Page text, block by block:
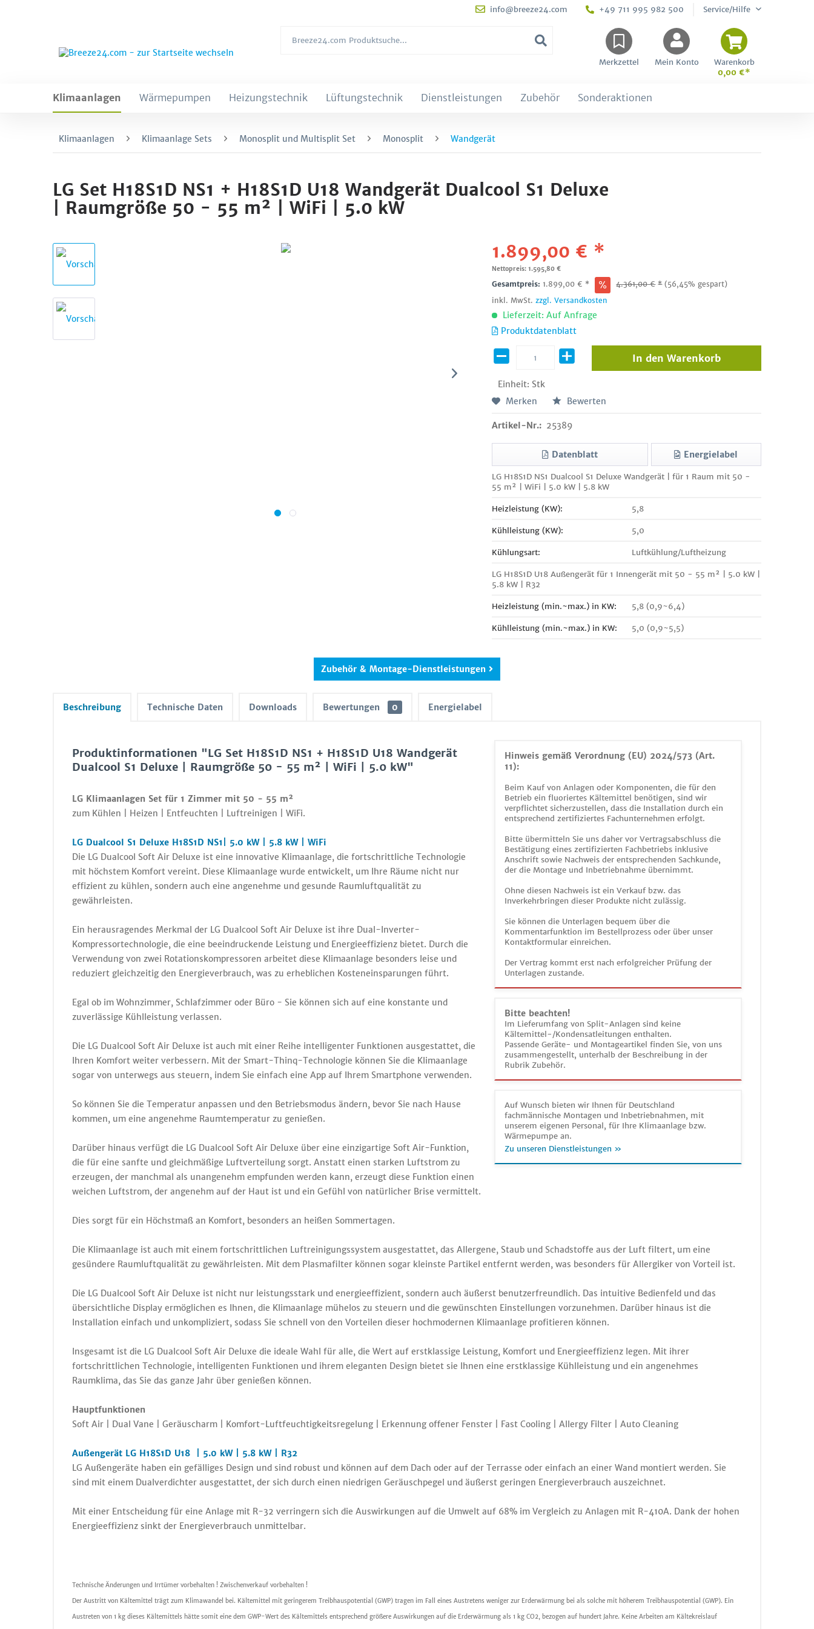
info@breeze24.com +49 711 995 982 500 Service/Hilfe
Merkzettel Mein Konto
Warenkorb
0,00 €*
Klimaanlagen Wärmepumpen Heizungstechnik Lüftungstechnik Dienstleistungen Zubehör Sonderaktionen
Klimaanlagen Klimaanlage Sets Monosplit und Multisplit Set Monosplit Wandgerät
LG Set H18S1D NS1 + H18S1D U18 Wandgerät Dualcool S1 Deluxe
| Raumgröße 50 - 55 m² | WiFi | 5.0 kW
1.899,00 € *
Nettopreis: 1.595,80 €
Gesamtpreis: 1.899,00 € * 4.361,00€ * (56,45% gespart)
inkl. MwSt.zzgl. Versandkosten
Lieferzeit: Auf Anfrage
Produktdatenblatt
Einheit: Stk
In den Warenkorb
Merken Bewerten
Artikel-Nr.: 25389
Datenblatt Energielabel
LG H18S1D NS1 Dualcool S1 Deluxe Wandgerät | für 1 Raum mit 50 -
55 m² | WiFi | 5.0 kW | 5.8 kW
Heizleistung (KW): 5,8
Kühlleistung (KW): 5,0
Kühlungsart: Luftkühlung/Luftheizung
LG H18S1D U18 Außengerät für 1 Innengerät mit 50 - 55 m² | 5.0 kW |
5.8 kW | R32
Heizleistung (min.~max.) in KW: 5,8 (0,9~6,4)
Kühlleistung (min.~max.) in KW: 5,0 (0,9~5,5)
Zubehör & Montage-Dienstleistungen
Beschreibung Technische Daten Downloads Bewertungen 0 Energielabel
Hinweis gemäß Verordnung (EU) 2024/573 (Art.
11):
Beim Kauf von Anlagen oder Komponenten, die für den
Betrieb ein fluoriertes Kältemittel benötigen, sind wir
verpflichtet sicherzustellen, dass die Installation durch ein
entsprechend zertifiziertes Fachunternehmen erfolgt.
Bitte übermitteln Sie uns daher vor Vertragsabschluss die
Bestätigung eines zertifizierten Fachbetriebs inklusive
Anschrift sowie Nachweis der entsprechenden Sachkunde,
der die Montage und Inbetriebnahme übernimmt.
Ohne diesen Nachweis ist ein Verkauf bzw. das
Inverkehrbringen dieser Produkte nicht zulässig.
Sie können die Unterlagen bequem über die
Kommentarfunktion im Bestellprozess oder über unser
Kontaktformular einreichen.
Der Vertrag kommt erst nach erfolgreicher Prüfung der
Unterlagen zustande.
Bitte beachten!
Im Lieferumfang von Split-Anlagen sind keine
Kältemittel-/Kondensatleitungen enthalten.
Passende Geräte- und Montageartikel finden Sie, von uns
zusammengestellt, unterhalb der Beschreibung in der
Rubrik Zubehör.
Auf Wunsch bieten wir Ihnen für Deutschland
fachmännische Montagen und Inbetriebnahmen, mit
unserem eigenen Personal, für Ihre Klimaanlage bzw.
Wärmepumpe an.
Zu unseren Dienstleistungen »
Produktinformationen "LG Set H18S1D NS1 + H18S1D U18 Wandgerät
Dualcool S1 Deluxe | Raumgröße 50 - 55 m² | WiFi | 5.0 kW"
LG Klimaanlagen Set für 1 Zimmer mit 50 - 55 m²
zum Kühlen | Heizen | Entfeuchten | Luftreinigen | WiFi.
LG Dualcool S1 Deluxe H18S1D NS1| 5.0 kW | 5.8 kW | WiFi
Die LG Dualcool Soft Air Deluxe ist eine innovative Klimaanlage, die fortschrittliche Technologie
mit höchstem Komfort vereint. Diese Klimaanlage wurde entwickelt, um Ihre Räume nicht nur
effizient zu kühlen, sondern auch eine angenehme und gesunde Raumluftqualität zu
gewährleisten.
Ein herausragendes Merkmal der LG Dualcool Soft Air Deluxe ist ihre Dual-Inverter-
Kompressortechnologie, die eine beeindruckende Leistung und Energieeffizienz bietet. Durch die
Verwendung von zwei Rotationskompressoren arbeitet diese Klimaanlage besonders leise und
reduziert gleichzeitig den Energieverbrauch, was zu erheblichen Kosteneinsparungen führt.
Egal ob im Wohnzimmer, Schlafzimmer oder Büro - Sie können sich auf eine konstante und
zuverlässige Kühlleistung verlassen.
Die LG Dualcool Soft Air Deluxe ist auch mit einer Reihe intelligenter Funktionen ausgestattet, die
Ihren Komfort weiter verbessern. Mit der Smart-Thinq-Technologie können Sie die Klimaanlage
sogar von unterwegs aus steuern, indem Sie einfach eine App auf Ihrem Smartphone verwenden.
So können Sie die Temperatur anpassen und den Betriebsmodus ändern, bevor Sie nach Hause
kommen, um eine angenehme Raumtemperatur zu genießen.
Darüber hinaus verfügt die LG Dualcool Soft Air Deluxe über eine einzigartige Soft Air-Funktion,
die für eine sanfte und gleichmäßige Luftverteilung sorgt. Anstatt einen starken Luftstrom zu
erzeugen, der manchmal als unangenehm empfunden werden kann, erzeugt diese Funktion einen
weichen Luftstrom, der angenehm auf der Haut ist und ein Gefühl von natürlicher Brise vermittelt.
Dies sorgt für ein Höchstmaß an Komfort, besonders an heißen Sommertagen.
Die Klimaanlage ist auch mit einem fortschrittlichen Luftreinigungssystem ausgestattet, das Allergene, Staub und Schadstoffe aus der Luft filtert, um eine
gesündere Raumluftqualität zu gewährleisten. Mit dem Plasmafilter können sogar kleinste Partikel entfernt werden, was besonders für Allergiker von Vorteil ist.
Die LG Dualcool Soft Air Deluxe ist nicht nur leistungsstark und energieeffizient, sondern auch äußerst benutzerfreundlich. Das intuitive Bedienfeld und das
übersichtliche Display ermöglichen es Ihnen, die Klimaanlage mühelos zu steuern und die gewünschten Einstellungen vorzunehmen. Darüber hinaus ist die
Installation einfach und unkompliziert, sodass Sie schnell von den Vorteilen dieser hochmodernen Klimaanlage profitieren können.
Insgesamt ist die LG Dualcool Soft Air Deluxe die ideale Wahl für alle, die Wert auf erstklassige Leistung, Komfort und Energieeffizienz legen. Mit ihrer
fortschrittlichen Technologie, intelligenten Funktionen und ihrem eleganten Design bietet sie Ihnen eine erstklassige Kühlleistung und ein angenehmes
Raumklima, das Sie das ganze Jahr über genießen können.
Hauptfunktionen
Soft Air | Dual Vane | Geräuscharm | Komfort-Luftfeuchtigkeitsregelung | Erkennung offener Fenster | Fast Cooling | Allergy Filter | Auto Cleaning
Außengerät LG H18S1D U18 | 5.0 kW | 5.8 kW| R32
LG Außengeräte haben ein gefälliges Design und sind robust und können auf dem Dach oder auf der Terrasse oder einfach an einer Wand montiert werden. Sie
sind mit einem Dualverdichter ausgestattet, der sich durch einen niedrigen Geräuschpegel und äußerst geringen Energieverbrauch auszeichnet.
Mit einer Entscheidung für eine Anlage mit R-32 verringern sich die Auswirkungen auf die Umwelt auf 68% im Vergleich zu Anlagen mit R-410A. Dank der hohen
Energieeffizienz sinkt der Energieverbrauch unmittelbar.
Technische Änderungen und Irrtümer vorbehalten ! Zwischenverkauf vorbehalten !
Der Austritt von Kältemittel trägt zum Klimawandel bei. Kältemittel mit geringerem Treibhauspotential (GWP) tragen im Fall eines Austretens weniger zur Erderwärmung bei als solche mit höherem Treibhauspotential (GWP). Ein
Austreten von 1 kg dieses Kältemittels hätte somit eine dem GWP-Wert des Kältemittels entsprechend größere Auswirkungen auf die Erderwärmung als 1 kg CO2, bezogen auf hundert Jahre. Keine Arbeiten am Kältekreislauf